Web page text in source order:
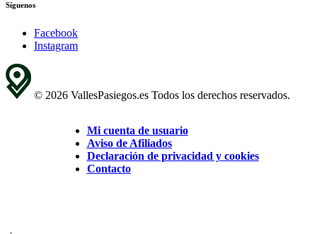
Síguenos
Facebook
Instagram
© 2026 VallesPasiegos.es Todos los derechos reservados.
Mi cuenta de usuario
Aviso de Afiliados
Declaración de privacidad y cookies
Contacto